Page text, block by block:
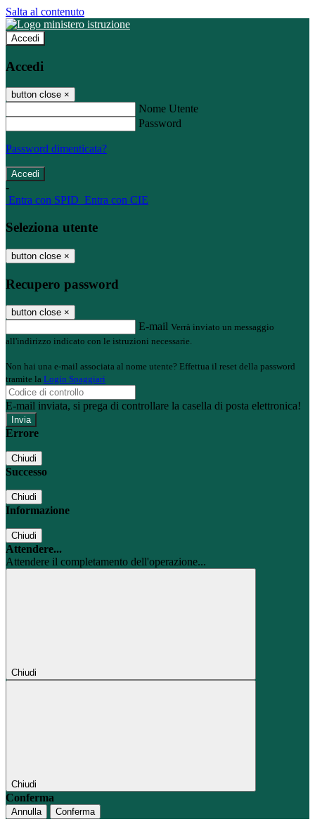
Salta al contenuto
Accedi
Accedi
button close ×
Nome Utente
Password
Password dimenticata?
-
Entra con SPID Entra con CIE
Seleziona utente
button close ×
Recupero password
button close ×
E-mail Verrà inviato un messaggio
all'indirizzo indicato con le istruzioni necessarie.
Non hai una e-mail associata al nome utente? Effettua il reset della password
tramite la Login Spaggiari
E-mail inviata, si prega di controllare la casella di posta elettronica!
Errore
Chiudi
Successo
Chiudi
Informazione
Chiudi
Attendere...
Attendere il completamento dell'operazione...
Chiudi
Chiudi
Conferma
Annulla Conferma